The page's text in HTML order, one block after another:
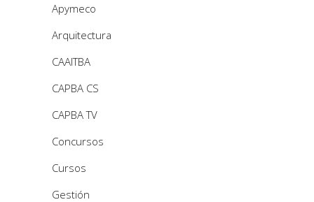
Apymeco
Arquitectura
CAAITBA
CAPBA CS
CAPBA TV
Concursos
Cursos
Gestión